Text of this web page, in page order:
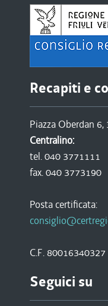
Recapiti e
Piazza Oberdan 6,
Centralino:
tel. 040 3771111
fax. 040 3773190
Posta certificata:
C.F. 80016340327
Seguici su